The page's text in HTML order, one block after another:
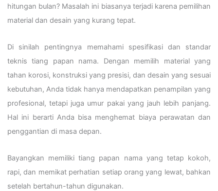
hitungan bulan? Masalah ini biasanya terjadi karena pemilihan
material dan desain yang kurang tepat.
Di sinilah pentingnya memahami spesifikasi dan standar
teknis tiang papan nama. Dengan memilih material yang
tahan korosi, konstruksi yang presisi, dan desain yang sesuai
kebutuhan, Anda tidak hanya mendapatkan penampilan yang
profesional, tetapi juga umur pakai yang jauh lebih panjang.
Hal ini berarti Anda bisa menghemat biaya perawatan dan
penggantian di masa depan.
Bayangkan memiliki tiang papan nama yang tetap kokoh,
rapi, dan memikat perhatian setiap orang yang lewat, bahkan
setelah bertahun-tahun digunakan.